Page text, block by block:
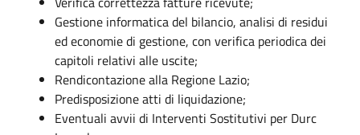
Gestione informatica del bilancio, analisi di residui
ed economie di gestione, con verifica periodica dei
capitoli relativi alle uscite;
Rendicontazione alla Regione Lazio;
Predisposizione atti di liquidazione;
Eventuali avvii di Interventi Sostitutivi per Durc